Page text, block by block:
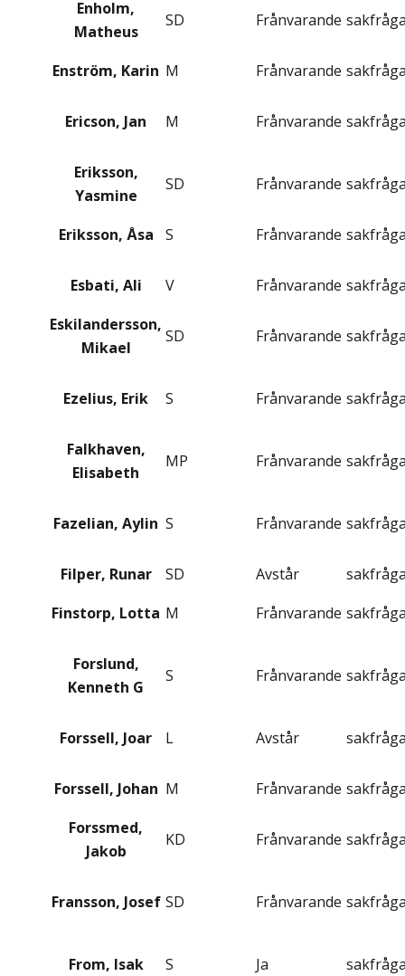
Enholm,
Matheus
SD Frånvarande
Enström, Karin M Frånvarande
Ericson, Jan M Frånvarande
Eriksson,
Yasmine
SD Frånvarande
Eriksson, Åsa S Frånvarande
Esbati, Ali V Frånvarande
Eskilandersson,
Mikael
SD Frånvarande
Ezelius, Erik S Frånvarande
Falkhaven,
Elisabeth
MP Frånvarande
Fazelian, Aylin S Frånvarande
Filper, Runar SD Avstår
Finstorp, Lotta M Frånvarande
Forslund,
Kenneth G
S Frånvarande
Forssell, Joar L Avstår
Forssell, Johan M Frånvarande
Forssmed,
Jakob
KD Frånvarande
Fransson, Josef SD Frånvarande
From, Isak S Ja